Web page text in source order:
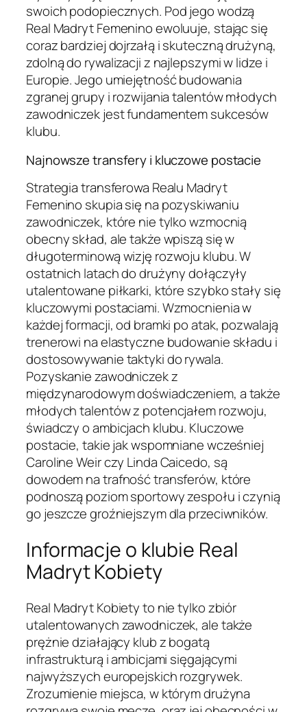
swoich podopiecznych. Pod jego wodzą
Real Madryt Femenino ewoluuje, stając się
coraz bardziej dojrzałą i skuteczną drużyną,
zdolną do rywalizacji z najlepszymi w lidze i
Europie. Jego umiejętność budowania
zgranej grupy i rozwijania talentów młodych
zawodniczek jest fundamentem sukcesów
klubu.
Najnowsze transfery i kluczowe postacie
Strategia transferowa Realu Madryt
Femenino skupia się na pozyskiwaniu
zawodniczek, które nie tylko wzmocnią
obecny skład, ale także wpiszą się w
długoterminową wizję rozwoju klubu. W
ostatnich latach do drużyny dołączyły
utalentowane piłkarki, które szybko stały się
kluczowymi postaciami. Wzmocnienia w
każdej formacji, od bramki po atak, pozwalają
trenerowi na elastyczne budowanie składu i
dostosowywanie taktyki do rywala.
Pozyskanie zawodniczek z
międzynarodowym doświadczeniem, a także
młodych talentów z potencjałem rozwoju,
świadczy o ambicjach klubu. Kluczowe
postacie, takie jak wspomniane wcześniej
Caroline Weir czy Linda Caicedo, są
dowodem na trafność transferów, które
podnoszą poziom sportowy zespołu i czynią
go jeszcze groźniejszym dla przeciwników.
Informacje o klubie Real
Madryt Kobiety
Real Madryt Kobiety to nie tylko zbiór
utalentowanych zawodniczek, ale także
prężnie działający klub z bogatą
infrastrukturą i ambicjami sięgającymi
najwyższych europejskich rozgrywek.
Zrozumienie miejsca, w którym drużyna